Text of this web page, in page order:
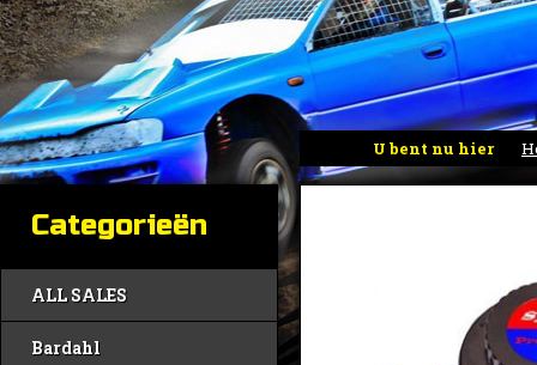
U bent nu hier
Categorieën
ALL SALES
Bardahl